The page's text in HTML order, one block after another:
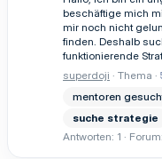
beschäftige mich
mir noch nicht
finden. Deshalb
funktionierende
superdoji
Thema
mentoren
suche strategie
Antworten: 1
Forum: